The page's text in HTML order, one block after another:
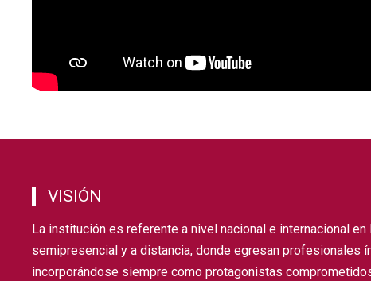
VISIÓN
La institución es referente a nivel nacional e internacional
semipresencial y a distancia, donde egresan profesionales
incorporándose siempre como protagonistas